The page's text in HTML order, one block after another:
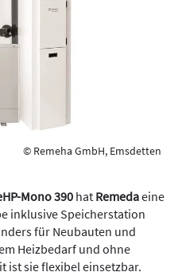
© Remeha GmbH, Emsdetten
Mono 390 hat Remedaeine
inklusive Speicherstation
für Neubauten und
Heizbedarf und ohne
ist sie flexibel einsetzbar.